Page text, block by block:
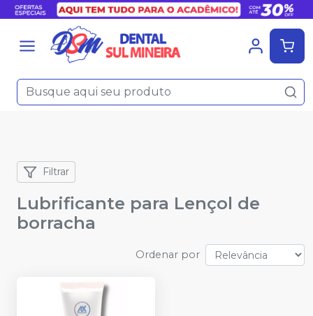
Filtrar
Lubrificante para Lençol de
borracha
Ordenar por